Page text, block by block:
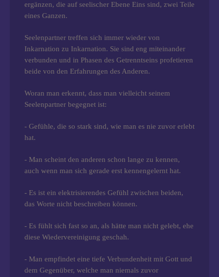
ergänzen, die auf seelischer Ebene Eins sind, zwei Teile
eines Ganzen.
Seelenpartner treffen sich immer wieder von
Inkarnation zu Inkarnation. Sie sind eng miteinander
verbunden und in Phasen des Getrenntseins profetieren
beide von den Erfahrungen des Anderen.
Woran man erkennt, dass man vielleicht seinem
Seelenpartner begegnet ist:
- Gefühle, die so stark sind, wie man es nie zuvor erlebt
hat.
- Man scheint den anderen schon lange zu kennen,
auch wenn man sich gerade erst kennengelernt hat.
- Es ist ein elektrisierendes Gefühl zwischen beiden,
das Worte nicht beschreiben können.
- Es fühlt sich fast so an, als hätte man nicht gelebt, ehe
diese Wiedervereinigung geschah.
- Man empfindet eine tiefe Verbundenheit mit Gott und
dem Gegenüber, welche man niemals zuvor